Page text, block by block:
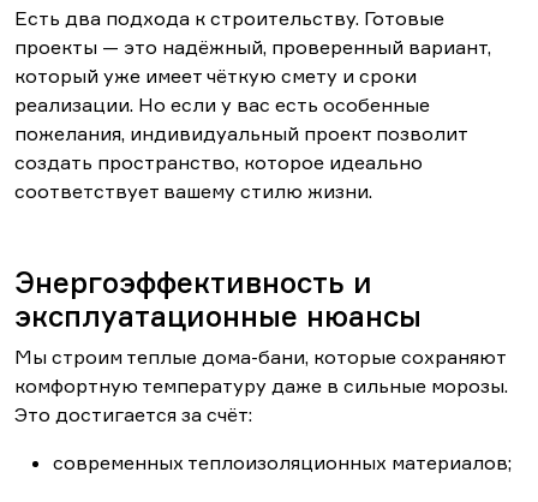
Есть два подхода к строительству. Готовые
проекты — это надёжный, проверенный вариант,
который уже имеет чёткую смету и сроки
реализации. Но если у вас есть особенные
пожелания, индивидуальный проект позволит
создать пространство, которое идеально
соответствует вашему стилю жизни.
Энергоэффективность и
эксплуатационные нюансы
Мы строим теплые дома-бани, которые сохраняют
комфортную температуру даже в сильные морозы.
Это достигается за счёт:
современных теплоизоляционных материалов;